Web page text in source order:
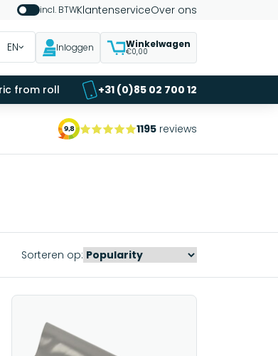
incl. BTWKlantenserviceOver ons
EN Inloggen Winkelwagen
€0,00
from roll +31 (0)85 02 700 12
1195 reviews
Sorteren op: